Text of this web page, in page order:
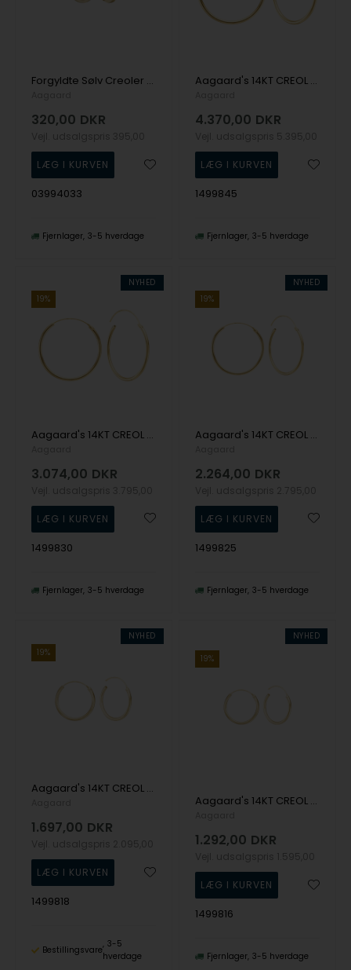
Forgyldte Sølv Creoler 11,5 MM, TRÅD 1,9 MM M/, fra Aagaard
320,00 DKR
03994033
Fjernlager 3-5 hverdage
Aagaard's 14KT CREOL 43MM, TRÅD 1,4MM M/VIPPELÅS
4.370,00 DKR
1499845
Fjernlager 3-5 hverdage
NYHED
19%
Aagaard's 14KT CREOL 30MM, TRÅD 1,4MM M/VIPPELÅS
3.074,00 DKR
1499830
Fjernlager 3-5 hverdage
NYHED
19%
Aagaard's 14KT CREOL 24,5MM,TRÅD 1,4MM M/VIPPELÅS
2.264,00 DKR
1499825
Fjernlager 3-5 hverdage
NYHED
19%
Aagaard's 14KT CREOL 19MM, TRÅD 1,4MM M/VIPPELÅS
1.697,00 DKR
1499818
Bestillingsvare
3-5
hverdage
NYHED
19%
Aagaard's 14KT CREOL 17,5MM, TRÅD 1,2MM M/VIPPELÅS
1.292,00 DKR
1499816
Fjernlager 3-5 hverdage